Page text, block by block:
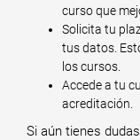
curso que
Solicita tu
tus datos.
los cursos.
Accede a tu
acreditación.
Si aún tienes